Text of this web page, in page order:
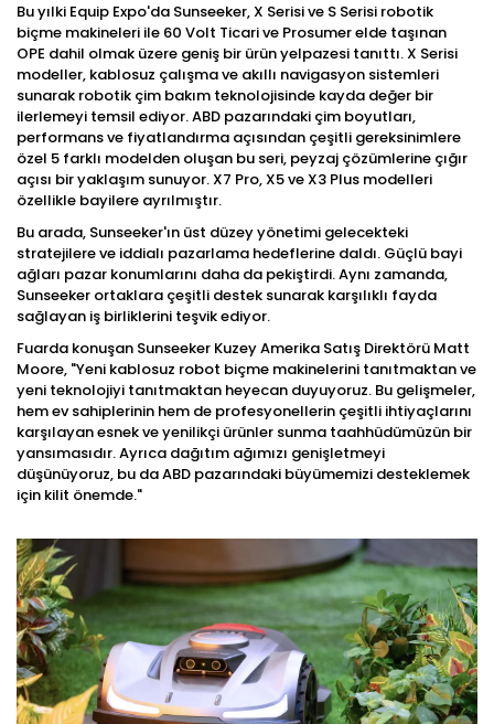
Bu yılki Equip Expo'da Sunseeker, X Serisi ve S Serisi robotik
biçme makineleri ile 60 Volt Ticari ve Prosumer elde taşınan
OPE dahil olmak üzere geniş bir ürün yelpazesi tanıttı. X Serisi
modeller, kablosuz çalışma ve akıllı navigasyon sistemleri
sunarak robotik çim bakım teknolojisinde kayda değer bir
ilerlemeyi temsil ediyor. ABD pazarındaki çim boyutları,
performans ve fiyatlandırma açısından çeşitli gereksinimlere
özel 5 farklı modelden oluşan bu seri, peyzaj çözümlerine çığır
açısı bir yaklaşım sunuyor. X7 Pro, X5 ve X3 Plus modelleri
özellikle bayilere ayrılmıştır.
Bu arada, Sunseeker'ın üst düzey yönetimi gelecekteki
stratejilere ve iddialı pazarlama hedeflerine daldı. Güçlü bayi
ağları pazar konumlarını daha da pekiştirdi. Aynı zamanda,
Sunseeker ortaklara çeşitli destek sunarak karşılıklı fayda
sağlayan iş birliklerini teşvik ediyor.
Fuarda konuşan Sunseeker Kuzey Amerika Satış Direktörü Matt
Moore, "Yeni kablosuz robot biçme makinelerini tanıtmaktan ve
yeni teknolojiyi tanıtmaktan heyecan duyuyoruz. Bu gelişmeler,
hem ev sahiplerinin hem de profesyonellerin çeşitli ihtiyaçlarını
karşılayan esnek ve yenilikçi ürünler sunma taahhüdümüzün bir
yansımasıdır. Ayrıca dağıtım ağımızı genişletmeyi
düşünüyoruz, bu da ABD pazarındaki büyümemizi desteklemek
için kilit önemde."